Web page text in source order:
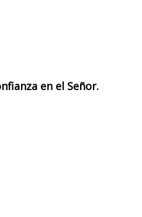
en el Señor.